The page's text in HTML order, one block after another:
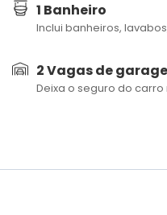
1 Banheiro
Inclui banheiros,
2 Vagas de
Deixa o seguro do